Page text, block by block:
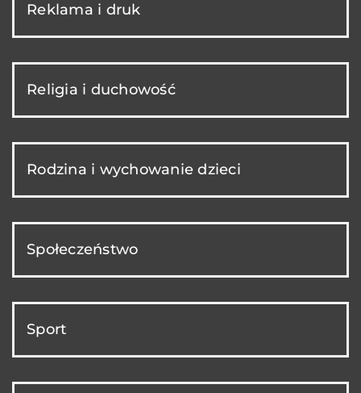
Reklama i druk
Religia i duchowość
Rodzina i wychowanie dzieci
Społeczeństwo
Sport